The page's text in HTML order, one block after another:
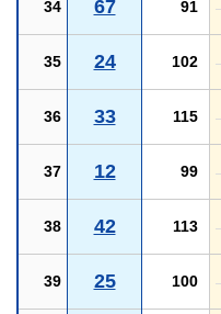
34 67 91
35 24 102
36 33 115
37 12 99
38 42 113
39 25 100